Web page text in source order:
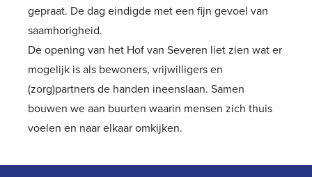
gepraat. De dag eindigde met een fijn gevoel van
saamhorigheid.
De opening van het Hof van Severen liet zien wat er
mogelijk is als bewoners, vrijwilligers en
(zorg)partners de handen ineenslaan. Samen
bouwen we aan buurten waarin mensen zich thuis
voelen en naar elkaar omkijken.